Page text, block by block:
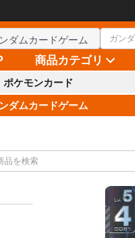
商品カテゴリ
ポケモンカード
ダムカードゲーム